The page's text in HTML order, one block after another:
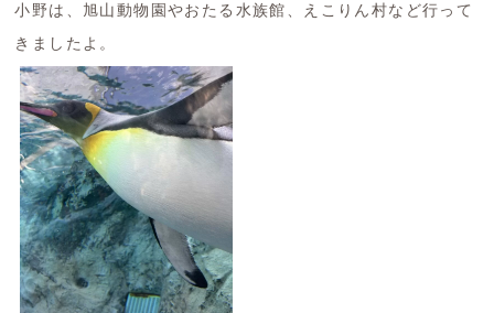
小野は、旭山動物園やおたる水族館、えこりん村など行って
きましたよ。